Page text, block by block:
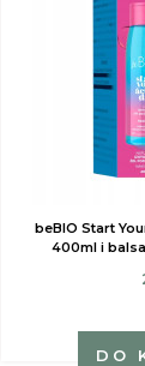
beBIO Start
400ml i
DO